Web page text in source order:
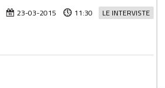
LE INTERVISTE
23-03-2015 11:30